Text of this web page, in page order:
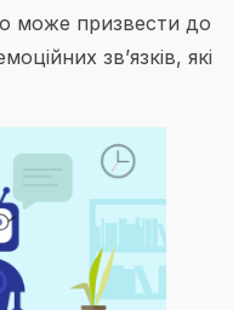
може призвести до
зв’язків, які